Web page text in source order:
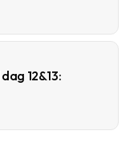
12&13: